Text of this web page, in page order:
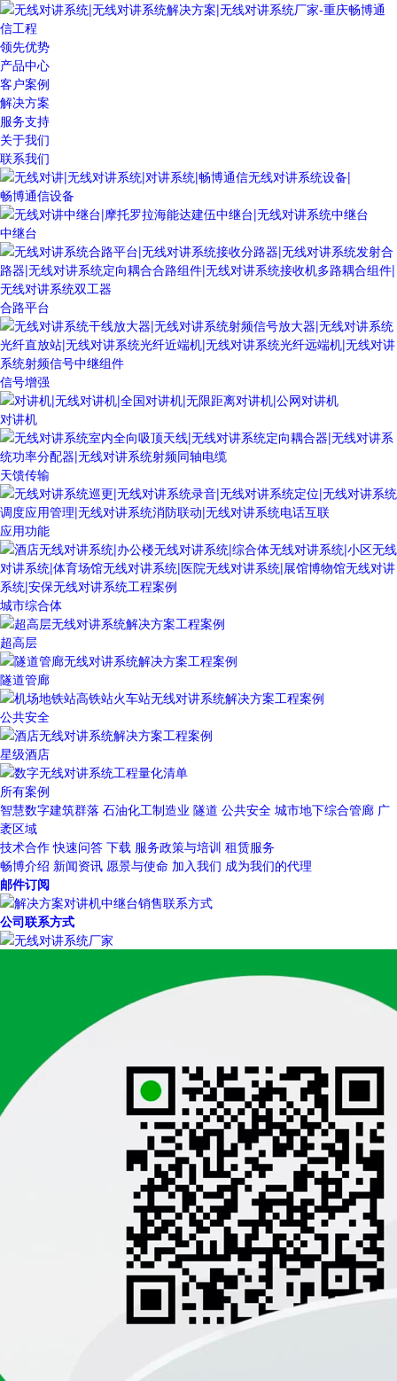
领先优势
产品中心
客户案例
解决方案
服务支持
关于我们
联系我们
畅博通信设备
中继台
合路平台
信号增强
对讲机
天馈传输
应用功能
城市综合体
超高层
隧道管廊
公共安全
星级酒店
所有案例
智慧数字建筑群落 石油化工制造业 隧道 公共安全 城市地下综合管廊 广
袤区域
技术合作 快速问答 下载 服务政策与培训 租赁服务
畅博介绍 新闻资讯 愿景与使命 加入我们 成为我们的代理
邮件订阅
公司联系方式